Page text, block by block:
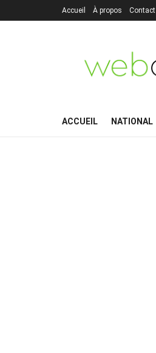
Accueil À propos Contact
ACCUEIL NATIONAL